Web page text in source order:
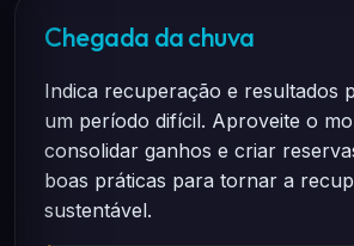
Chegada da chuva
Indica recuperação e resultados
um período difícil. Aproveite o
consolidar ganhos e criar
boas práticas para tornar a
sustentável.